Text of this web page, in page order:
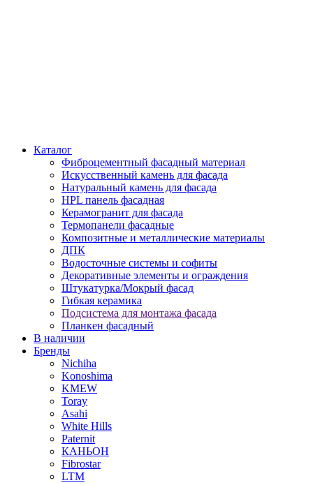
Каталог
Фиброцементный фасадный материал
Искусственный камень для фасада
Натуральный камень для фасада
HPL панель фасадная
Керамогранит для фасада
Термопанели фасадные
Композитные и металлические материалы
ДПК
Водосточные системы и софиты
Декоративные элементы и ограждения
Штукатурка/Мокрый фасад
Гибкая керамика
Подсистема для монтажа фасада
Планкен фасадный
В наличии
Бренды
Nichiha
Konoshima
KMEW
Toray
Asahi
White Hills
Paternit
КАНЬОН
Fibrostar
LTM